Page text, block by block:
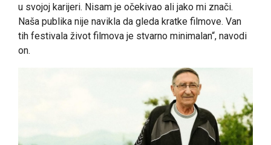
u svojoj karijeri. Nisam je očekivao ali jako mi znači.
Naša publika nije navikla da gleda kratke filmove. Van
tih festivala život filmova je stvarno minimalan“, navodi
on.